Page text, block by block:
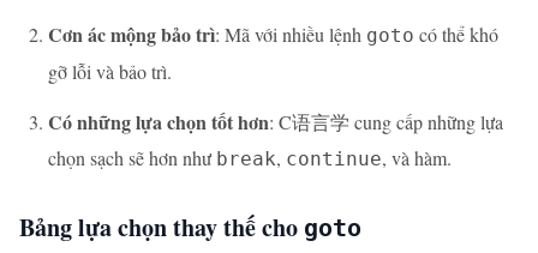
Cơn ác mộng bảo trì: Mã với nhiều lệnh goto có thể khó
gỡ lỗi và bảo trì.
Có những lựa chọn tốt hơn: C语言学 cung cấp những lựa
chọn sạch sẽ hơn như break, continue, và hàm.
Bảng lựa chọn thay thế cho goto